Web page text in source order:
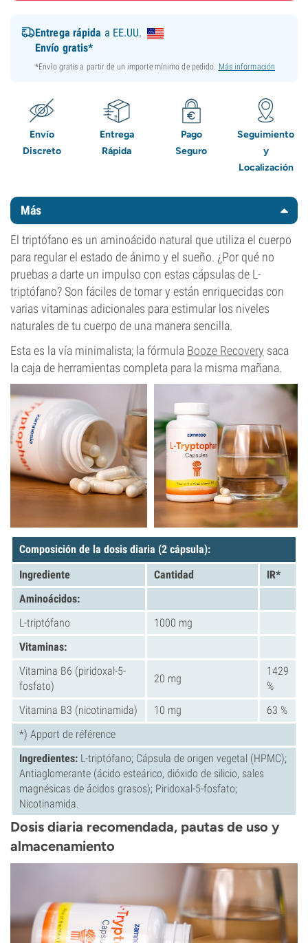
Entrega rápida a EE.UU.
Envío gratis*
*Envío gratis a partir de un importe mínimo de pedido. Más información
Envío
Discreto
Entrega
Rápida
Pago
Seguro
Seguimiento
y
Localización
Más
El triptófano es un aminoácido natural que utiliza el cuerpo
para regular el estado de ánimo y el sueño. ¿Por qué no
pruebas a darte un impulso con estas cápsulas de L-
triptófano? Son fáciles de tomar y están enriquecidas con
varias vitaminas adicionales para estimular los niveles
naturales de tu cuerpo de una manera sencilla.
Esta es la vía minimalista; la fórmula Booze Recovery saca
la caja de herramientas completa para la misma mañana.
Composición de la dosis diaria (2 cápsula):
Ingrediente
Cantidad
IR*
Aminoácidos:
L-triptófano
1000 mg
Vitaminas:
Vitamina B6 (piridoxal-5-
fosfato)
20 mg
1429
%
Vitamina B3 (nicotinamida)
10 mg
63 %
*) Apport de référence
Ingredientes: L-triptófano; Cápsula de origen vegetal (HPMC);
Antiaglomerante (ácido esteárico, dióxido de silicio, sales
magnésicas de ácidos grasos); Piridoxal-5-fosfato;
Nicotinamida.
Dosis diaria recomendada, pautas de uso y
almacenamiento